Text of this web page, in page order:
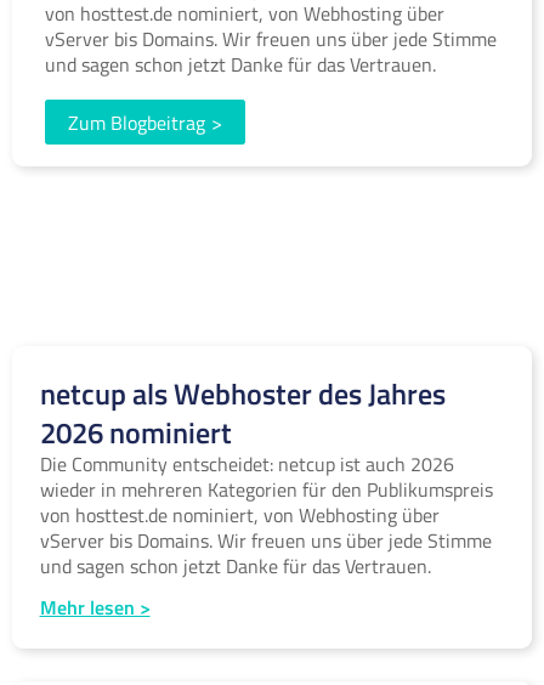
von hosttest.de nominiert, von Webhosting über
vServer bis Domains. Wir freuen uns über jede Stimme
und sagen schon jetzt Danke für das Vertrauen.
Zum Blogbeitrag >
netcup als Webhoster des Jahres
2026 nominiert
Die Community entscheidet: netcup ist auch 2026
wieder in mehreren Kategorien für den Publikumspreis
von hosttest.de nominiert, von Webhosting über
vServer bis Domains. Wir freuen uns über jede Stimme
und sagen schon jetzt Danke für das Vertrauen.
Mehr lesen >